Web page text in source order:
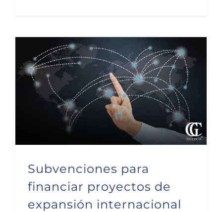
Subvenciones para
financiar proyectos de
expansión internacional